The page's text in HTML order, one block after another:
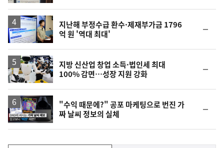
지난해 부정수급 환수·제재부가금 1796
억 원 '역대 최대'
일
지방 신산업 창업 소득·법인세 최대
100% 감면…성장 지원 강화
일
영
상
"수익 때문에?" 공포 마케팅으로 번진 가
짜 날씨 정보의 실체
일